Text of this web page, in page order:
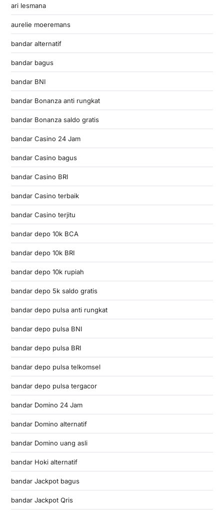
ari lesmana
aurelie moeremans
bandar alternatif
bandar bagus
bandar BNI
bandar Bonanza anti rungkat
bandar Bonanza saldo gratis
bandar Casino 24 Jam
bandar Casino bagus
bandar Casino BRI
bandar Casino terbaik
bandar Casino terjitu
bandar depo 10k BCA
bandar depo 10k BRI
bandar depo 10k rupiah
bandar depo 5k saldo gratis
bandar depo pulsa anti rungkat
bandar depo pulsa BNI
bandar depo pulsa BRI
bandar depo pulsa telkomsel
bandar depo pulsa tergacor
bandar Domino 24 Jam
bandar Domino alternatif
bandar Domino uang asli
bandar Hoki alternatif
bandar Jackpot bagus
bandar Jackpot Qris